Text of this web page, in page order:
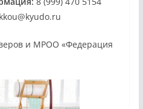
и МРОО «Федерация